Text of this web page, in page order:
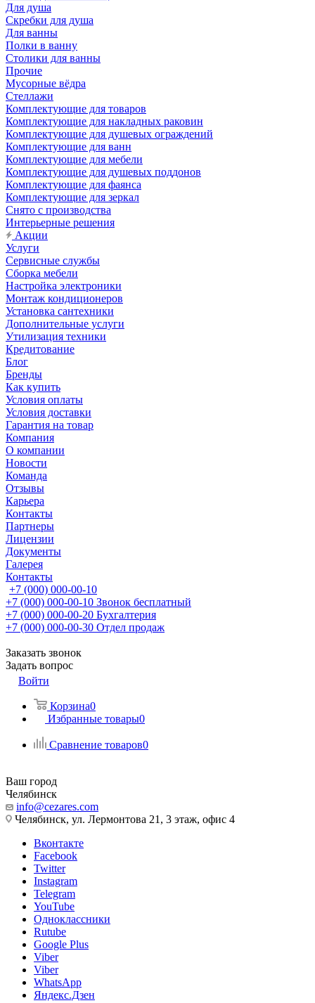
Для душа
Скребки для душа
Для ванны
Полки в ванну
Столики для ванны
Прочие
Мусорные вёдра
Стеллажи
Комплектующие для товаров
Комплектующие для накладных раковин
Комплектующие для душевых ограждений
Комплектующие для ванн
Комплектующие для мебели
Комплектующие для душевых поддонов
Комплектующие для фаянса
Комплектующие для зеркал
Снято с производства
Интерьерные решения
Акции
Услуги
Сервисные службы
Сборка мебели
Настройка электроники
Монтаж кондиционеров
Установка сантехники
Дополнительные услуги
Утилизация техники
Кредитование
Блог
Бренды
Как купить
Условия оплаты
Условия доставки
Гарантия на товар
Компания
О компании
Новости
Команда
Отзывы
Карьера
Контакты
Партнеры
Лицензии
Документы
Галерея
Контакты
+7 (000) 000-00-10
+7 (000) 000-00-10 Звонок бесплатный
+7 (000) 000-00-20 Бухгалтерия
+7 (000) 000-00-30 Отдел продаж
Заказать звонок
Задать вопрос
Войти
Корзина0
Избранные товары0
Сравнение товаров0
Ваш город
Челябинск
info@cezares.com
Челябинск, ул. Лермонтова 21, 3 этаж, офис 4
Вконтакте
Facebook
Twitter
Instagram
Telegram
YouTube
Одноклассники
Rutube
Google Plus
Viber
Viber
WhatsApp
Яндекс.Дзен